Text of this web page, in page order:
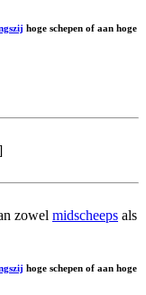
hoge schepen of aan hoge
zowel midscheeps als
hoge schepen of aan hoge